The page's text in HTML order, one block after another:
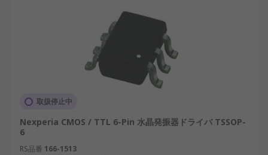
取扱停止中
Nexperia CMOS / TTL 6-Pin 水晶発振器ドライバ TSSOP-
6
RS品番 166-1513